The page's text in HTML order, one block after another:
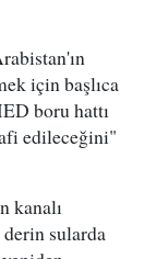
için başlıca
boru hattı
edileceğini"
kanalı
sularda